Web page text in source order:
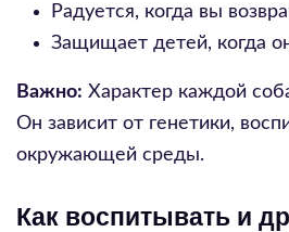
Радуется, когда вы
Защищает детей, когда
Важно: Характер каждой
Он зависит от генетики,
окружающей среды.
Как воспитывать и